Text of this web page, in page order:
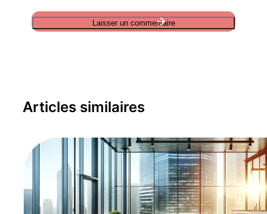
e
n
t
i
Articles similaires